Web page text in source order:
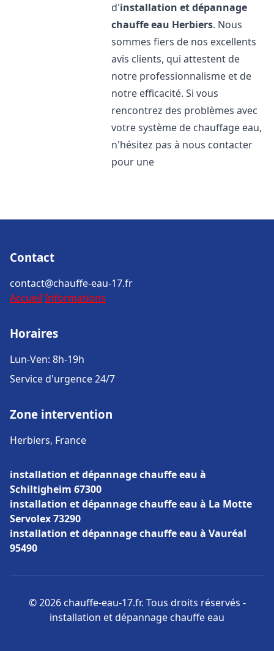
d'installation et dépannage
chauffe eau Herbiers. Nous
sommes fiers de nos excellents
avis clients, qui attestent de
notre professionnalisme et de
notre efficacité. Si vous
rencontrez des problèmes avec
votre système de chauffage eau,
n'hésitez pas à nous contacter
pour une
Contact
contact@chauffe-eau-17.fr
Accueil Informations
Horaires
Lun-Ven: 8h-19h
Service d'urgence 24/7
Zone intervention
Herbiers, France
installation et dépannage chauffe eau à
Schiltigheim 67300
installation et dépannage chauffe eau à La Motte
Servolex 73290
installation et dépannage chauffe eau à Vauréal
95490
© 2026 chauffe-eau-17.fr. Tous droits réservés -
installation et dépannage chauffe eau